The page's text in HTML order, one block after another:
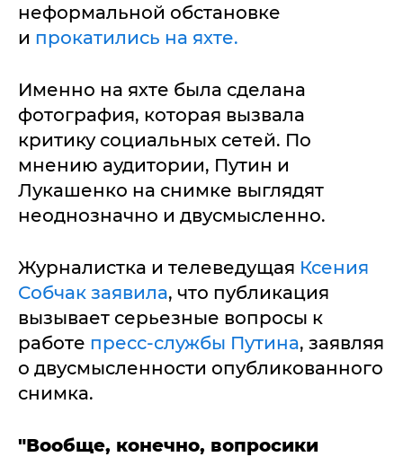
неформальной обстановке
и прокатились на яхте.
Именно на яхте была сделана
фотография, которая вызвала
критику социальных сетей. По
мнению аудитории, Путин и
Лукашенко на снимке выглядят
неоднозначно и двусмысленно.
Журналистка и телеведущая Ксения
Собчак заявила, что публикация
вызывает серьезные вопросы к
работе пресс-службы Путина, заявляя
о двусмысленности опубликованного
снимка.
"Вообще, конечно, вопросики